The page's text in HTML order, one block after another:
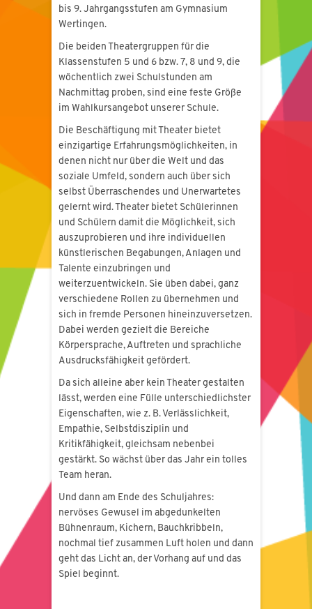
bis 9. Jahrgangsstufen am Gymnasium
Wertingen.
Die beiden Theatergruppen für die
Klassenstufen 5 und 6 bzw. 7, 8 und 9, die
wöchentlich zwei Schulstunden am
Nachmittag proben, sind eine feste Größe
im Wahlkursangebot unserer Schule.
Die Beschäftigung mit Theater bietet
einzigartige Erfahrungsmöglichkeiten, in
denen nicht nur über die Welt und das
soziale Umfeld, sondern auch über sich
selbst Überraschendes und Unerwartetes
gelernt wird. Theater bietet Schülerinnen
und Schülern damit die Möglichkeit, sich
auszuprobieren und ihre individuellen
künstlerischen Begabungen, Anlagen und
Talente einzubringen und
weiterzuentwickeln. Sie üben dabei, ganz
verschiedene Rollen zu übernehmen und
sich in fremde Personen hineinzuversetzen.
Dabei werden gezielt die Bereiche
Körpersprache, Auftreten und sprachliche
Ausdrucksfähigkeit gefördert.
Da sich alleine aber kein Theater gestalten
lässt, werden eine Fülle unterschiedlichster
Eigenschaften, wie z. B. Verlässlichkeit,
Empathie, Selbstdisziplin und
Kritikfähigkeit, gleichsam nebenbei
gestärkt. So wächst über das Jahr ein tolles
Team heran.
Und dann am Ende des Schuljahres:
nervöses Gewusel im abgedunkelten
Bühnenraum, Kichern, Bauchkribbeln,
nochmal tief zusammen Luft holen und dann
geht das Licht an, der Vorhang auf und das
Spiel beginnt.